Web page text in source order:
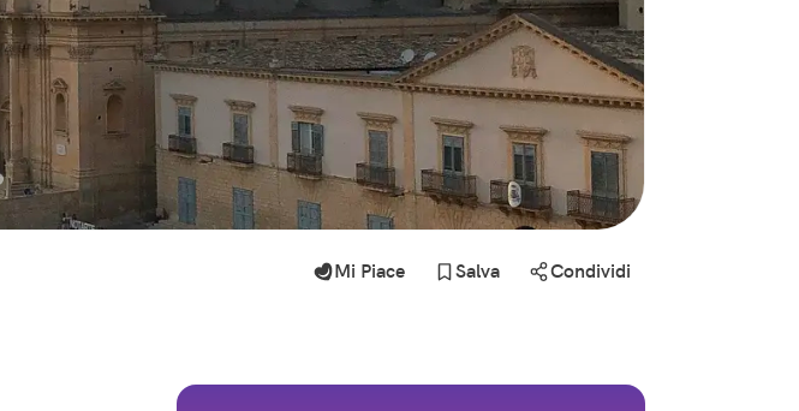
Mi Piace Salva Condividi